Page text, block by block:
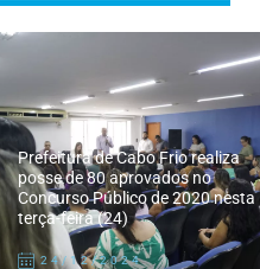
Prefeitura de Cabo Frio realiza
posse de 80 aprovados no
Concurso Público de 2020 nesta
terça-feira (24)
24/12/2024